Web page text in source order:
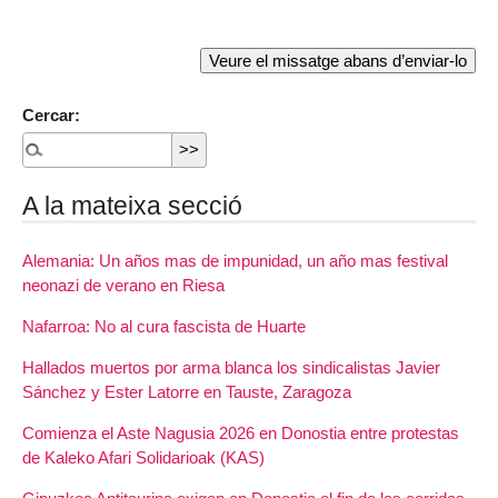
Cercar:
A la mateixa secció
Alemania: Un años mas de impunidad, un año mas festival
neonazi de verano en Riesa
Nafarroa: No al cura fascista de Huarte
Hallados muertos por arma blanca los sindicalistas Javier
Sánchez y Ester Latorre en Tauste, Zaragoza
Comienza el Aste Nagusia 2026 en Donostia entre protestas
de Kaleko Afari Solidarioak (KAS)